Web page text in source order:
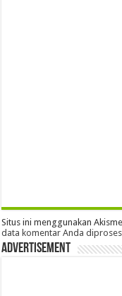
Situs ini menggunakan
data komentar Anda diproses
Advertisement